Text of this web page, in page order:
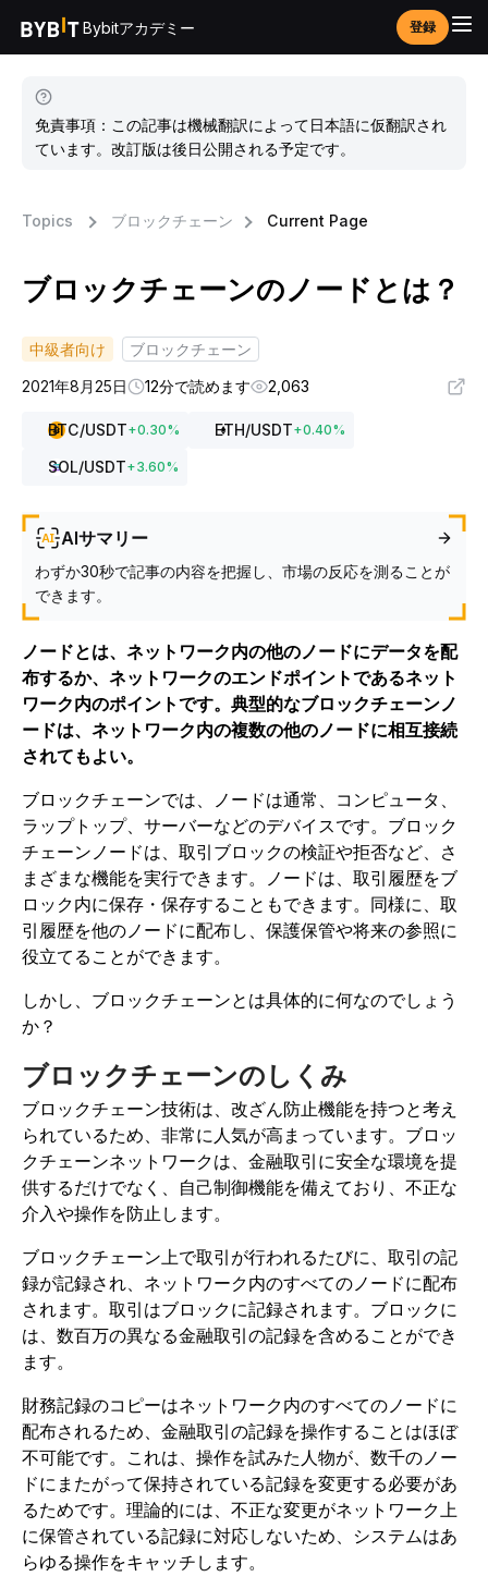
Bybitアカデミー 登録
免責事項：この記事は機械翻訳によって日本語に仮翻訳され
ています。改訂版は後日公開される予定です。
Topics ブロックチェーン Current Page
ブロックチェーンのノードとは？
中級者向け
ブロックチェーン
2021年8月25日
12分で読めます 2,063
BTC/USDT+0.30% ETH/USDT+0.40%
SOL/USDT+3.60%
AIサマリー
わずか30秒で記事の内容を把握し、市場の反応を測ることが
できます。
ノードとは、ネットワーク内の他のノードにデータを配
布するか、ネットワークのエンドポイントであるネット
ワーク内のポイントです。典型的なブロックチェーンノ
ードは、ネットワーク内の複数の他のノードに相互接続
されてもよい。
ブロックチェーンでは、ノードは通常、コンピュータ、
ラップトップ、サーバーなどのデバイスです。ブロック
チェーンノードは、取引ブロックの検証や拒否など、さ
まざまな機能を実行できます。ノードは、取引履歴をブ
ロック内に保存・保存することもできます。同様に、取
引履歴を他のノードに配布し、保護保管や将来の参照に
役立てることができます。
しかし、ブロックチェーンとは具体的に何なのでしょう
か？
ブロックチェーンのしくみ
ブロックチェーン技術は、改ざん防止機能を持つと考え
られているため、非常に人気が高まっています。ブロッ
クチェーンネットワークは、金融取引に安全な環境を提
供するだけでなく、自己制御機能を備えており、不正な
介入や操作を防止します。
ブロックチェーン上で取引が行われるたびに、取引の記
録が記録され、ネットワーク内のすべてのノードに配布
されます。取引はブロックに記録されます。ブロックに
は、数百万の異なる金融取引の記録を含めることができ
ます。
財務記録のコピーはネットワーク内のすべてのノードに
配布されるため、金融取引の記録を操作することはほぼ
不可能です。これは、操作を試みた人物が、数千のノー
ドにまたがって保持されている記録を変更する必要があ
るためです。理論的には、不正な変更がネットワーク上
に保管されている記録に対応しないため、システムはあ
らゆる操作をキャッチします。